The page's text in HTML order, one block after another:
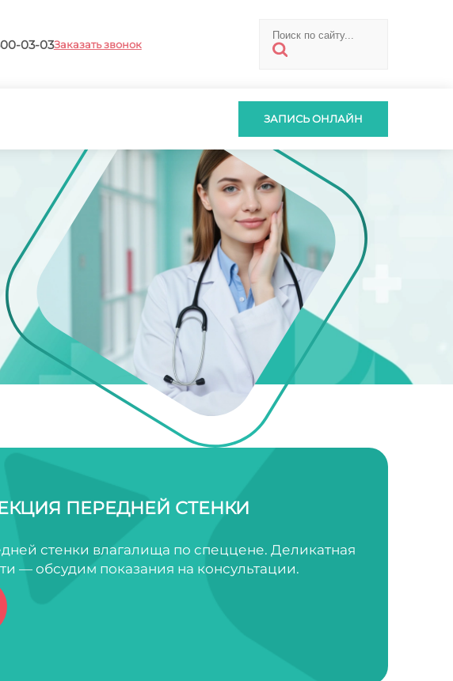
03-03Заказать звонок
ЗАПИСЬ ОНЛАЙН
ПЕРЕДНЕЙ СТЕНКИ
стенки влагалища по спеццене. Деликатная
— обсудим показания на консультации.